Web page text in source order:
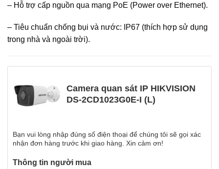
– Hỗ trợ cấp nguồn qua mạng PoE (Power over Ethernet).
– Tiêu chuẩn chống bụi và nước: IP67 (thích hợp sử dụng
trong nhà và ngoài trời).
Camera quan sát IP HIKVISION
DS-2CD1023G0E-I (L)
Bạn vui lòng nhập đúng số điện thoại để chúng tôi sẽ gọi xác
nhận đơn hàng trước khi giao hàng. Xin cảm ơn!
Thông tin người mua